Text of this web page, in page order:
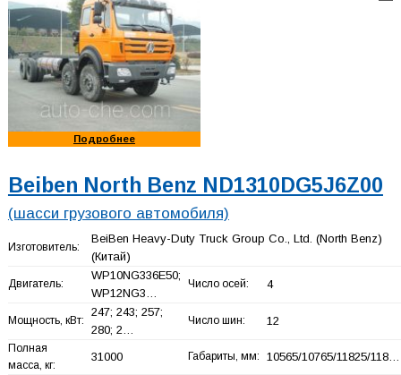
Подробнее
Beiben North Benz ND1310DG5J6Z00
(шасси грузового автомобиля)
Изготовитель:
BeiBen Heavy-Duty Truck Group Co., Ltd. (North Benz)
(Китай)
Двигатель:
WP10NG336E50;
WP12NG3…
Число осей: 4
Мощность, кВт:
247; 243; 257;
280; 2…
Число шин: 12
Полная
масса, кг:
31000 Габариты, мм: 10565/10765/11825/118…